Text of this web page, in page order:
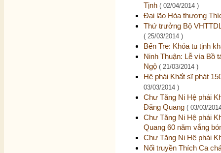
Tịnh ( 02/04/2014 )
Đại lão Hòa thượng
Thứ trưởng Bộ
( 25/03/2014 )
Bến Tre: Khóa tu tịnh
Ninh Thuận: Lễ vía Bồ
Ngộ ( 21/03/2014 )
Hệ phái Khất sĩ phát
03/03/2014 )
Chư Tăng Ni Hệ phái
Đăng Quang ( 03/03/
Chư Tăng Ni Hệ phái
Quang 60 năm vắng
Chư Tăng Ni Hệ phái
Nối truyền Thích Ca